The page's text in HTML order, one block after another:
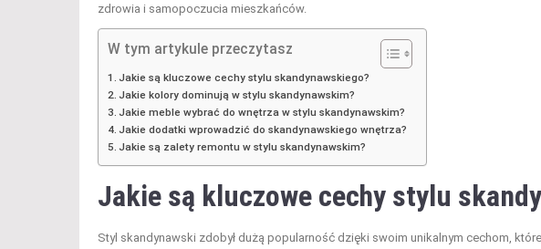
zdrowia i samopoczucia mieszkańców.
W tym artykule przeczytasz
Jakie są kluczowe cechy stylu skandynawskiego?
Jakie kolory dominują w stylu skandynawskim?
Jakie meble wybrać do wnętrza w stylu skandynawskim?
Jakie dodatki wprowadzić do skandynawskiego wnętrza?
Jakie są zalety remontu w stylu skandynawskim?
Jakie są kluczowe cechy stylu
Styl skandynawski zdobył dużą popularność dzięki swoim unikalnym cechom,